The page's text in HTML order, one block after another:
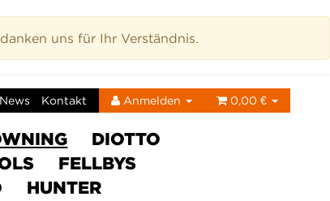
uns für Ihr Verständnis.
News Kontakt Anmelden 0,00 €
DIOTTO
FELLBYS
HUNTER